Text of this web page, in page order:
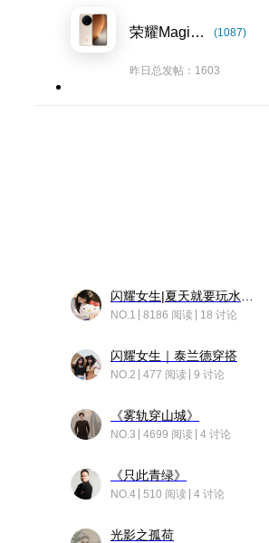
荣耀Magic8系列 (1087)
昨日总发帖：1603
NO.1 8186 阅读 18 讨论
闪耀女生｜泰兰德穿搭
NO.2 477 阅读 9 讨论
《雾轨穿山城》
NO.3 4699 阅读 4 讨论
《只此青绿》
NO.4 510 阅读 4 讨论
光影之孤荷